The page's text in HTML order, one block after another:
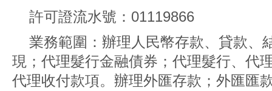
許可證流水號：01119866
業務範圍：辦理人民幣存款、貸款、
現；代理髮行金融債券；代理髮行、代
代理收付款項。辦理外匯存款；外匯匯